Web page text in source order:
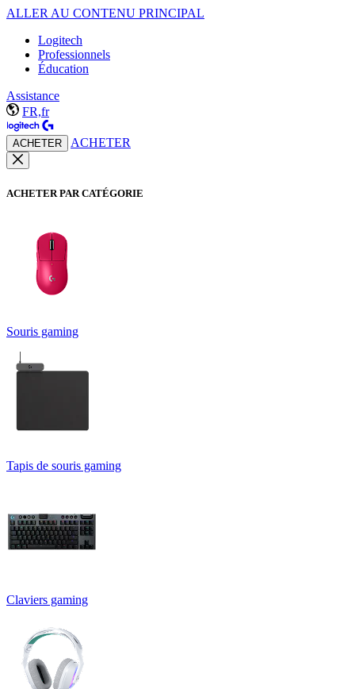
ALLER AU CONTENU PRINCIPAL
Logitech
Professionnels
Éducation
Assistance
FR,fr
ACHETER ACHETER
ACHETER PAR CATÉGORIE
Souris gaming
Tapis de souris gaming
Claviers gaming